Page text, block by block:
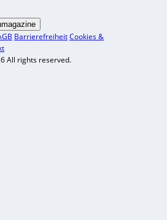
BarrierefreiheitCookies &
All rights reserved.